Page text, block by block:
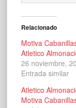
Relacionado
Motiva
Atletico
26 noviembre,
Entrada similar
Atletico
Motiva